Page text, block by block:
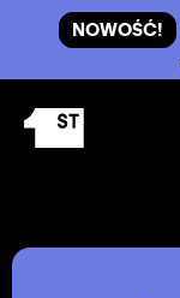
NOWOŚĆ!